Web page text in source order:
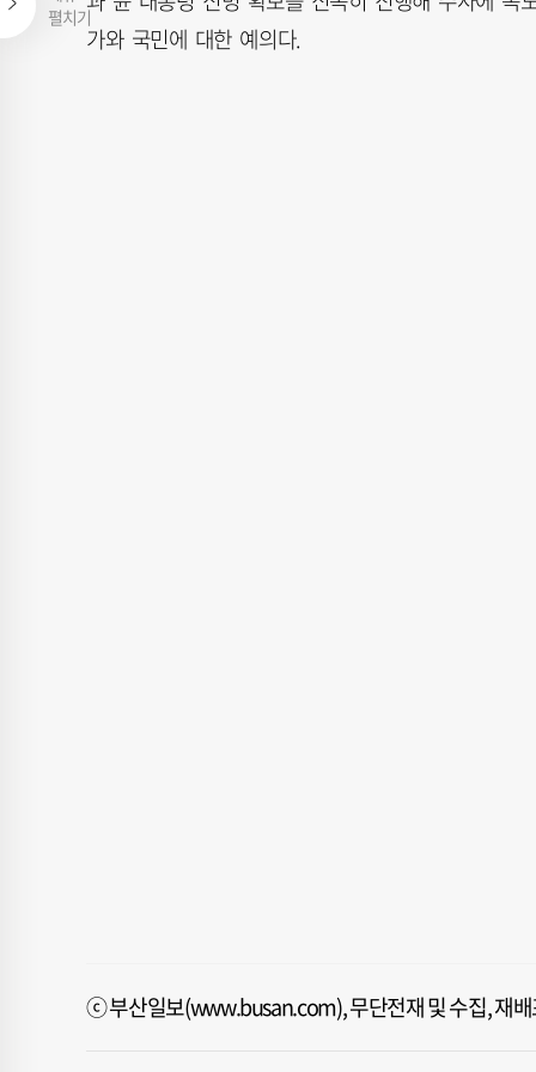
펼치기
가와 국민에 대한 예의다.
ⓒ 부산일보(www.busan.com), 무단전재 및 수집, 재